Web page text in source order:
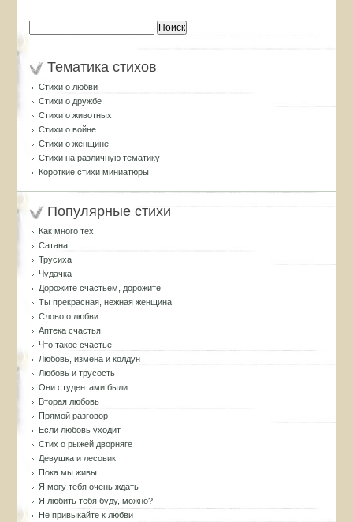
Тематика стихов
Стихи о любви
Стихи о дружбе
Стихи о животных
Стихи о войне
Стихи о женщине
Стихи на различную тематику
Короткие стихи миниатюры
Популярные стихи
Как много тех
Сатана
Трусиха
Чудачка
Дорожите счастьем, дорожите
Ты прекрасная, нежная женщина
Слово о любви
Аптека счастья
Что такое счастье
Любовь, измена и колдун
Любовь и трусость
Они студентами были
Вторая любовь
Прямой разговор
Если любовь уходит
Стих о рыжей дворняге
Девушка и лесовик
Пока мы живы
Я могу тебя очень ждать
Я любить тебя буду, можно?
Не привыкайте к любви